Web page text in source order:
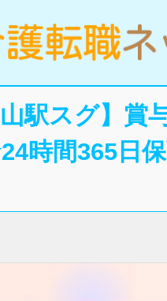
山駅スグ】賞
時間365日